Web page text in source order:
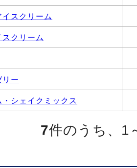
スクリーム
スクリーム
リー
シェイクミックス
7件のうち、1